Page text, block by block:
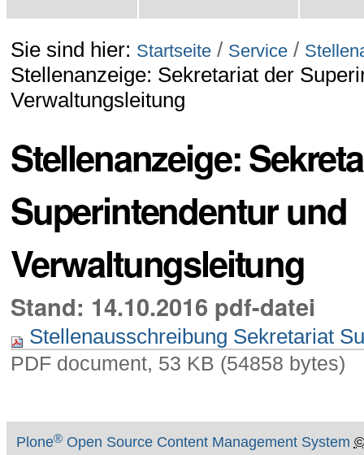
Sie sind hier: Startseite / Service /
Stellenanzeige: Sekretariat der
Verwaltungsleitung
Stellenanzeige:
Superintendentur und
Verwaltungsleitung
Stand: 14.10.2016 pdf-datei
Stellenausschreibung Sekretariat
PDF document, 53 KB (54858 bytes)
Plone®Open Source Content Management System ©